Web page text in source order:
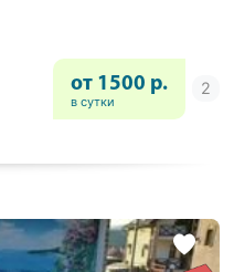
от 1500 р.
в сутки